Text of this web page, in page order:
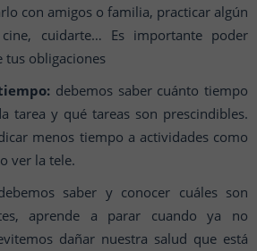
con amigos o familia, practicar algún
cuidarte… Es importante poder
tus obligaciones
debemos saber cuánto tiempo
tarea y qué tareas son prescindibles.
menos tiempo a actividades como
ver la tele.
saber y conocer cuáles son
aprende a parar cuando ya no
dañar nuestra salud que está